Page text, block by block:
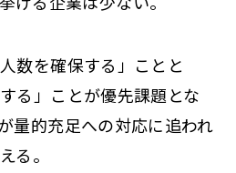
数を確保する」ことと
る」ことが優先課題とな
量的充足への対応に追われ
る。